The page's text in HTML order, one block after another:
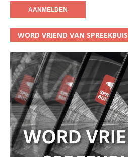
WORD VRIEND VAN SPREEKBUIS